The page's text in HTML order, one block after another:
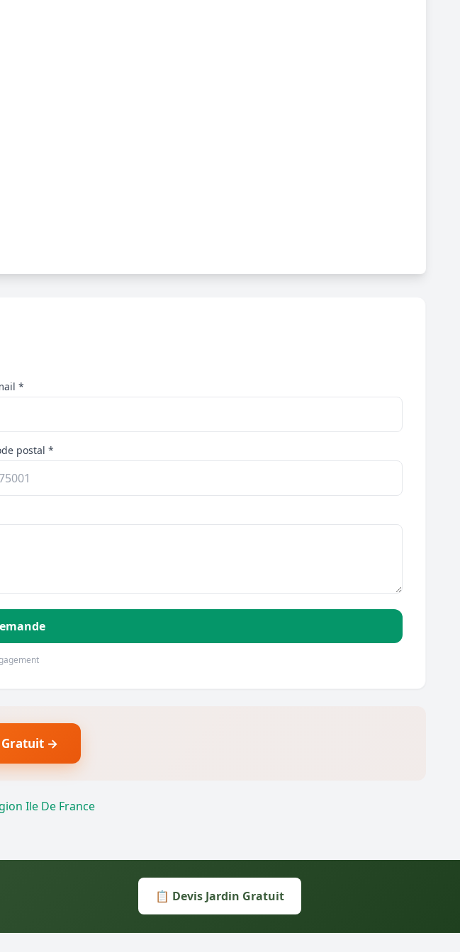
*
postal *
Gratuit →
Ile De France
📋 Devis Jardin Gratuit